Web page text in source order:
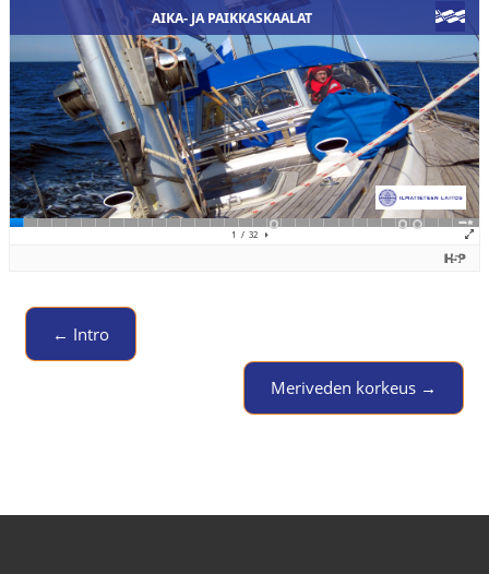
← Intro
Meriveden korkeus →